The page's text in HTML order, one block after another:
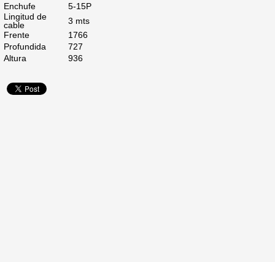
Enchufe
5-15P
Lingitud de
cable
3 mts
Frente
1766
Profundida
727
Altura
936